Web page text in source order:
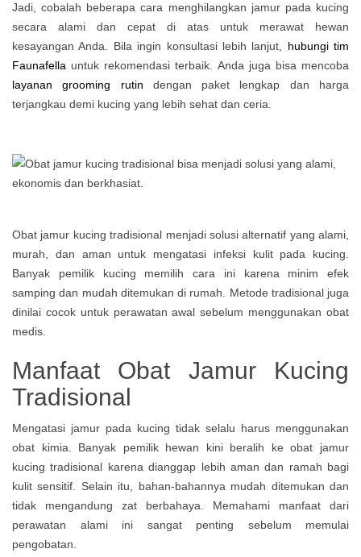
Jadi, cobalah beberapacara menghilangkan jamur pada kucing
secara alami dan cepat di atas untuk merawat hewan
kesayangan Anda. Bila ingin konsultasi lebih lanjut, hubungi tim
Faunafella untuk rekomendasi terbaik. Anda juga bisa mencoba
layanan grooming rutin dengan paket lengkap dan harga
terjangkau demi kucing yang lebih sehat dan ceria.
Obat jamur kucing tradisional menjadi solusi alternatif yang alami,
murah, dan aman untuk mengatasi infeksi kulit pada kucing.
Banyak pemilik kucing memilih cara ini karena minim efek
samping dan mudah ditemukan di rumah. Metode tradisional juga
dinilai cocok untuk perawatan awal sebelum menggunakan obat
medis.
Manfaat Obat Jamur Kucing
Tradisional
Mengatasi jamur pada kucing tidak selalu harus menggunakan
obat kimia. Banyak pemilik hewan kini beralih ke obat jamur
kucing tradisional karena dianggap lebih aman dan ramah bagi
kulit sensitif. Selain itu, bahan-bahannya mudah ditemukan dan
tidak mengandung zat berbahaya. Memahami manfaat dari
perawatan alami ini sangat penting sebelum memulai
pengobatan.